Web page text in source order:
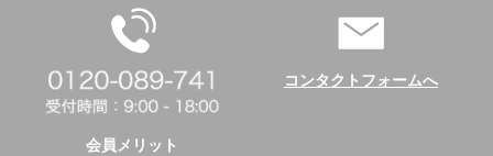
コンタクトフォームへ
会員メリット